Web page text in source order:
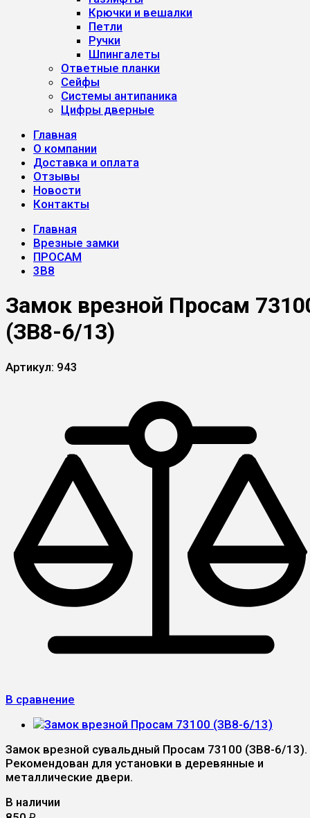
Крючки и вешалки
Петли
Ручки
Шпингалеты
Ответные планки
Сейфы
Системы антипаника
Цифры дверные
Главная
О компании
Доставка и оплата
Отзывы
Новости
Контакты
Главная
Врезные замки
ПРОСАМ
3B8
Замок врезной Просам
(ЗВ8-6/13)
Артикул: 943
В сравнение
Замок врезной сувальдный Просам 73100 (ЗВ8-6/13).
Рекомендован для установки в деревянные и
металлические двери.
В наличии